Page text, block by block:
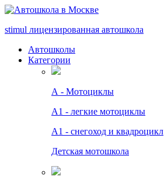
stimul лицензированная автошкола
Автошколы
Категории
А - Мотоциклы
A1 - легкие мотоциклы
A1 - снегоход и квадроцикл
Детская мотошкола